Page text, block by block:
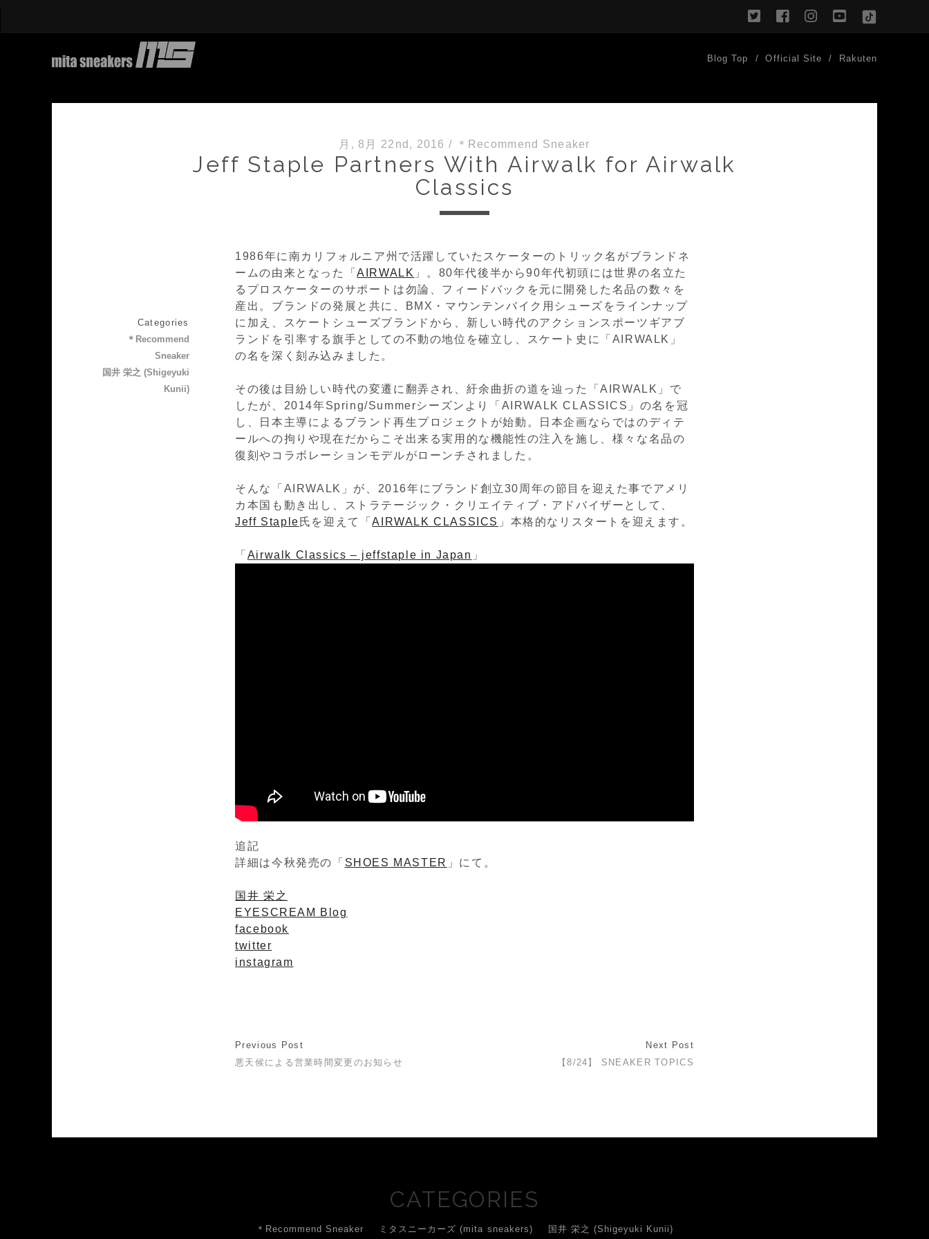
twitterfacebookinstagram
youtube
TikTok
Blog Top Official Site Rakuten
月, 8月 22nd, 2016 / ＊Recommend Sneaker
Jeff Staple Partners With Airwalk for Airwalk
Classics
1986年に南カリフォルニア州で活躍していたスケーターのトリック名がブランドネ
ームの由来となった「AIRWALK 」。80年代後半から90年代初頭には世界の名立た
るプロスケーターのサポートは勿論、フィードバックを元に開発した名品の数々を
産出。ブランドの発展と共に、BMX・マウンテンバイク用シューズをラインナップ
に加え、スケートシューズブランドから、新しい時代のアクションスポーツギアブ
ランドを引率する旗手としての不動の地位を確立し、スケート史に「AIRWALK」
の名を深く刻み込みました。
その後は目紛しい時代の変遷に翻弄され、紆余曲折の道を辿った「AIRWALK」で
したが、2014年Spring/Summerシーズンより「AIRWALK CLASSICS」の名を冠
し、日本主導によるブランド再生プロジェクトが始動。日本企画ならではのディテ
ールへの拘りや現在だからこそ出来る実用的な機能性の注入を施し、様々な名品の
復刻やコラボレーションモデルがローンチされました。
そんな「AIRWALK」が、2016年にブランド創立30周年の節目を迎えた事でアメリ
カ本国も動き出し、ストラテージック・クリエイティブ・アドバイザーとして、
Jeff Staple 氏を迎えて「AIRWALK CLASSICS 」本格的なリスタートを迎えます。
「 Airwalk Classics – jeffstaple in Japan 」
追記
詳細は今秋発売の「 SHOES MASTER 」にて。
国井 栄之
EYESCREAM Blog
facebook
twitter
instagram
Previous Post
悪天候による営業時間変更のお知らせ
Next Post
【8/24】 SNEAKER TOPICS
Categories
＊Recommend
Sneaker
国井 栄之 (Shigeyuki
Kunii)
CATEGORIES
＊Recommend Sneaker ミタスニーカーズ (mita sneakers) 国井 栄之 (Shigeyuki Kunii)